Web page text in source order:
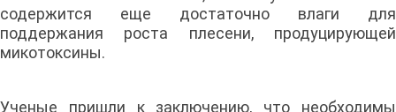
содержится еще достаточно влаги для
поддержания роста плесени, продуцирующей
микотоксины.
Ученые пришли к заключению, что необходимы